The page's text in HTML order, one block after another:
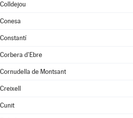
Colldejou
Conesa
Constantí
Corbera d'Ebre
Cornudella de Montsant
Creixell
Cunit